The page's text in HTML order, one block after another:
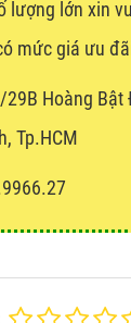
lượng lớn xin
mức giá ưu
29B Hoàng Bật
Tp.HCM